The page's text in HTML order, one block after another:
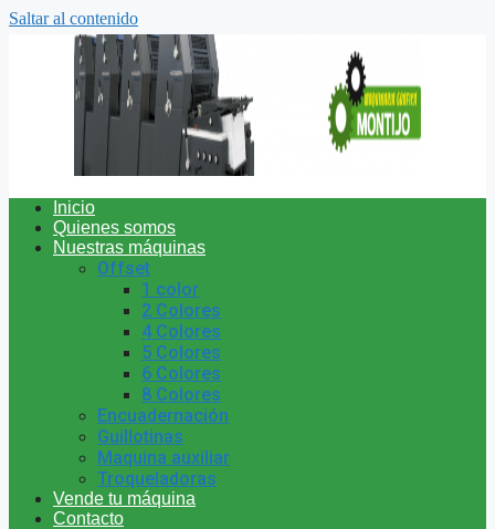
Saltar al contenido
Inicio
Quienes somos
Nuestras máquinas
Offset
1 color
2 Colores
4 Colores
5 Colores
6 Colores
8 Colores
Encuadernación
Guillotinas
Maquina auxiliar
Troqueladoras
Vende tu máquina
Contacto